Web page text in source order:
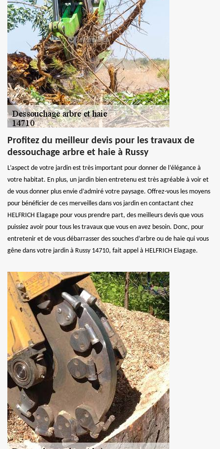
Profitez du meilleur devis pour les travaux de
dessouchage arbre et haie à Russy
L’aspect de votre jardin est très important pour donner de l’élégance à
votre habitat. En plus, un jardin bien entretenu est très agréable à voir et
de vous donner plus envie d’admiré votre paysage. Offrez-vous les moyens
pour bénéficier de ces merveilles dans vos jardin en contactant chez
HELFRICH Elagage pour vous prendre part, des meilleurs devis que vous
puissiez avoir pour tous les travaux que vous en avez besoin. Donc, pour
entretenir et de vous débarrasser des souches d’arbre ou de haie qui vous
gêne dans votre jardin à Russy 14710, fait appel à HELFRICH Elagage.